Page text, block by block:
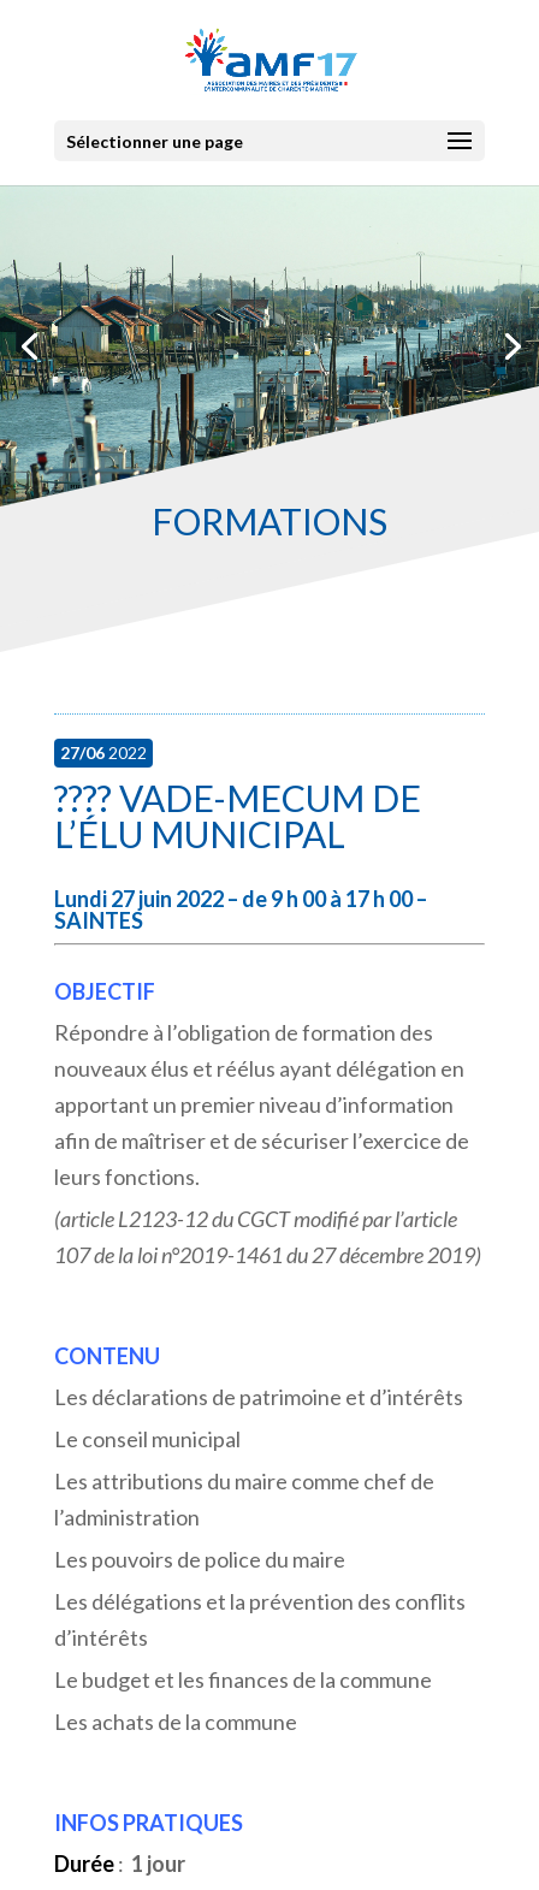
Sélectionner une page
FORMATIONS
27/062022
???? VADE-MECUM DE
L’ÉLU MUNICIPAL
Lundi 27 juin 2022 – de 9 h 00 à 17 h 00 –
SAINTES
OBJECTIF
Répondre à l’obligation de formation des
nouveaux élus et réélus ayant délégation en
apportant un premier niveau d’information
afin de maîtriser et de sécuriser l’exercice de
leurs fonctions.
(article L2123-12 du CGCT modifié par l’article
107 de la loi n°2019-1461 du 27 décembre 2019)
CONTENU
Les déclarations de patrimoine et d’intérêts
Le conseil municipal
Les attributions du maire comme chef de
l’administration
Les pouvoirs de police du maire
Les délégations et la prévention des conflits
d’intérêts
Le budget et les finances de la commune
Les achats de la commune
INFOS PRATIQUES
Durée: 1 jour